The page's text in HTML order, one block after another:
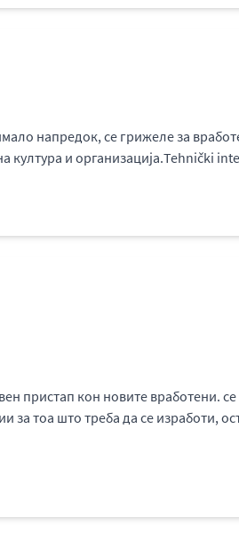
напредок, се грижеле за
и организација.Tehnički
пристап кон новите вработени.
тоа што треба да се изработи,